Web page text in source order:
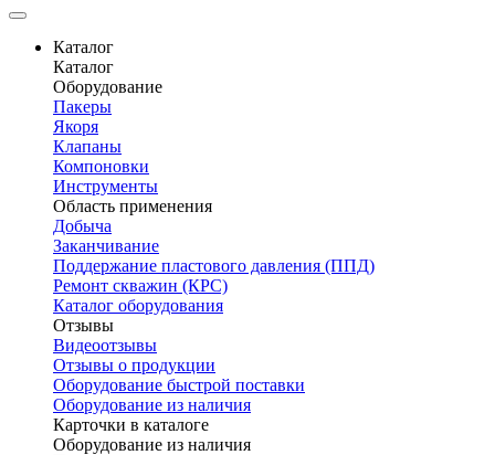
Каталог
Каталог
Оборудование
Пакеры
Якоря
Клапаны
Компоновки
Инструменты
Область применения
Добыча
Заканчивание
Поддержание пластового давления (ППД)
Ремонт скважин (КРС)
Каталог оборудования
Отзывы
Видеоотзывы
Отзывы о продукции
Оборудование быстрой поставки
Оборудование из наличия
Карточки в каталоге
Оборудование из наличия